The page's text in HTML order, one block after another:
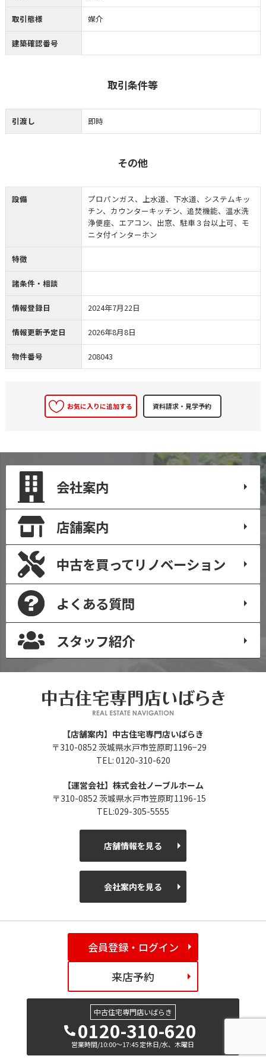
取引態様 媒介
建築確認番号
取引条件等
引渡し 即時
その他
設備
プロパンガス、上水道、下水道、システムキッ
チン、カウンターキッチン、追焚機能、温水洗
浄便座、エアコン、出窓、駐車３台以上可、モ
ニタ付インターホン
特徴
諸条件・相談
情報登録日 2024年7月22日
情報更新予定日 2026年8月8日
物件番号 208043
お気に入りに追加する
会社案内
店舗案内
中古を買ってリノベーション
よくある質問
スタッフ紹介
【店舗案内】中古住宅専門店いばらき
〒310-0852 茨城県水戸市笠原町1196−29
TEL: 0120-310-620
【運営会社】株式会社ノーブルホーム
〒310-0852 茨城県水戸市笠原町1196-15
TEL:029-305-5555
店舗情報を見る
会社案内を見る
会員登録・ログイン
来店予約
中古住宅専門店いばらき
0120-310-620
営業時間/10:00～17:45 定休日/水、木曜日